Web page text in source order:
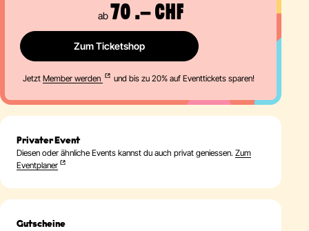
ab70 .– CHF
Zum Ticketshop
Jetzt Member werden und bis zu 20% auf Eventtickets sparen!
Privater Event
Diesen oder ähnliche Events kannst du auch privat geniessen. Zum
Eventplaner
Gutscheine